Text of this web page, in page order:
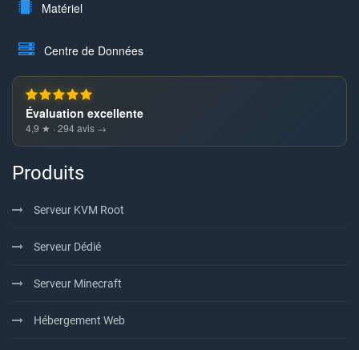
Matériel
Centre de Données
Évaluation excellente
4,9 ★ · 294 avis →
Produits
Serveur KVM Root
Serveur Dédié
Serveur Minecraft
Hébergement Web